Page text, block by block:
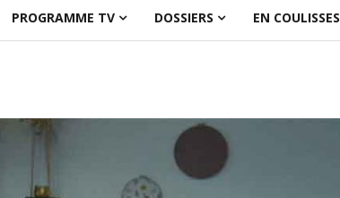
PROGRAMME TV DOSSIERS EN COULISSES